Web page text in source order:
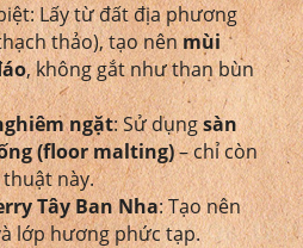
Lấy từ đất địa phương
thảo), tạo nênmùi
, không gắt như than bùn
ngặt: Sử dụngsàn
(floor malting)– chỉ còn
này.
Tây Ban Nha: Tạo nên
lớp hương phức tạp.